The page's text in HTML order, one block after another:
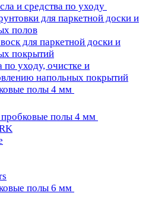
и средства по уходу
для паркетной доски и
полов
для паркетной доски и
покрытий
по уходу, очистке и
напольных покрытий
полы 4 мм
полы 4 мм
полы 6 мм